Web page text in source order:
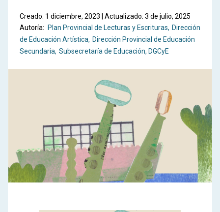
Creado: 1 diciembre, 2023 | Actualizado: 3 de julio, 2025
Autoría:
Plan Provincial de Lecturas y Escrituras
Dirección
de Educación Artística
Dirección Provincial de Educación
Secundaria Subsecretaría de Educación, DGCyE